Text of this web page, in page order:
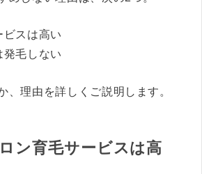
ビスは高い
発毛しない
、理由を詳しくご説明します。
ン育毛サービスは高